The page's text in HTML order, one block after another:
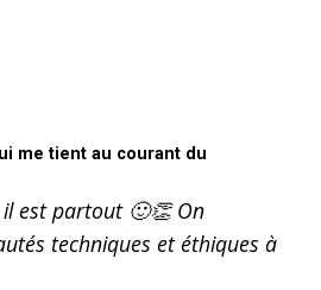
me tient au courant du
il est partout 🙂👏 On
techniques et éthiques à